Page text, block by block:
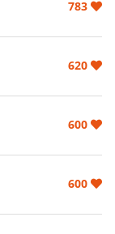
783
620
600
600